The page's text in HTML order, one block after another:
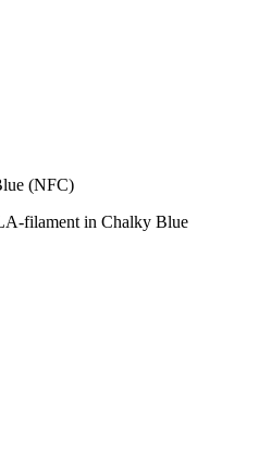
(NFC)
filament in Chalky Blue